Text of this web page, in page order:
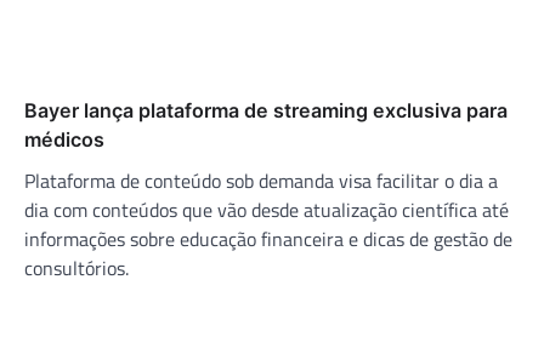
Bayer lança plataforma de streaming exclusiva para
médicos
Plataforma de conteúdo sob demanda visa facilitar o dia a
dia com conteúdos que vão desde atualização científica até
informações sobre educação financeira e dicas de gestão de
consultórios.